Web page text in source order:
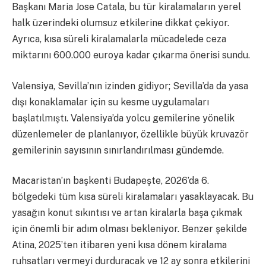
Başkanı Maria Jose Catala, bu tür kiralamaların yerel
halk üzerindeki olumsuz etkilerine dikkat çekiyor.
Ayrıca, kısa süreli kiralamalarla mücadelede ceza
miktarını 600.000 euroya kadar çıkarma önerisi sundu.
Valensiya, Sevilla’nın izinden gidiyor; Sevilla’da da yasa
dışı konaklamalar için su kesme uygulamaları
başlatılmıştı. Valensiya’da yolcu gemilerine yönelik
düzenlemeler de planlanıyor, özellikle büyük kruvazör
gemilerinin sayısının sınırlandırılması gündemde.
Macaristan’ın başkenti Budapeşte, 2026’da 6.
bölgedeki tüm kısa süreli kiralamaları yasaklayacak. Bu
yasağın konut sıkıntısı ve artan kiralarla başa çıkmak
için önemli bir adım olması bekleniyor. Benzer şekilde
Atina, 2025’ten itibaren yeni kısa dönem kiralama
ruhsatları vermeyi durduracak ve 12 ay sonra etkilerini